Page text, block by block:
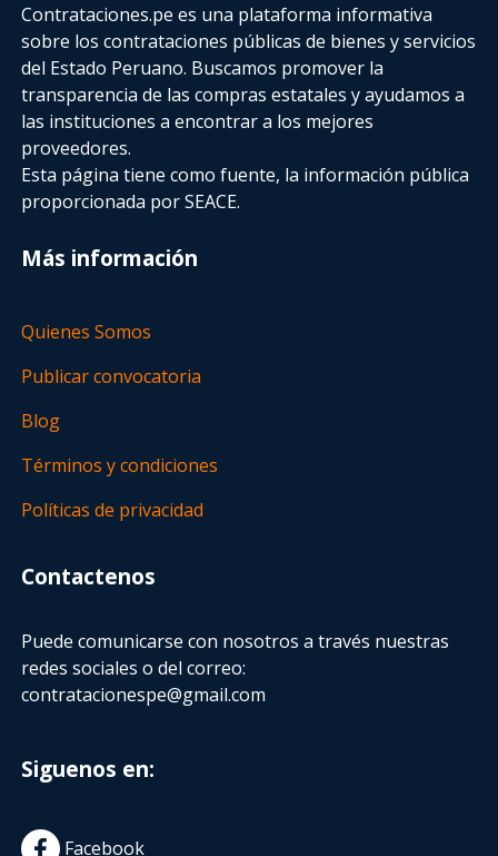
Contrataciones.pe es una plataforma informativa
sobre los contrataciones públicas de bienes y servicios
del Estado Peruano. Buscamos promover la
transparencia de las compras estatalesy ayudamos a
las instituciones a encontrar a los mejores
proveedores.
Esta página tiene como fuente, la información pública
proporcionada por SEACE.
Más información
Quienes Somos
Publicar convocatoria
Blog
Términos y condiciones
Políticas de privacidad
Contactenos
Puede comunicarse con nosotros a través nuestras
redes sociales o del correo:
contratacionespe@gmail.com
Siguenos en:
Facebook